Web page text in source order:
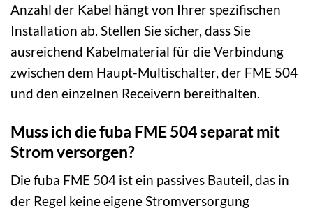
Anzahl der Kabel hängt von Ihrer spezifischen
Installation ab. Stellen Sie sicher, dass Sie
ausreichend Kabelmaterial für die Verbindung
zwischen dem Haupt-Multischalter, der FME 504
und den einzelnen Receivern bereithalten.
Muss ich die fuba FME 504 separat mit
Strom versorgen?
Die fuba FME 504 ist ein passives Bauteil, das in
der Regel keine eigene Stromversorgung